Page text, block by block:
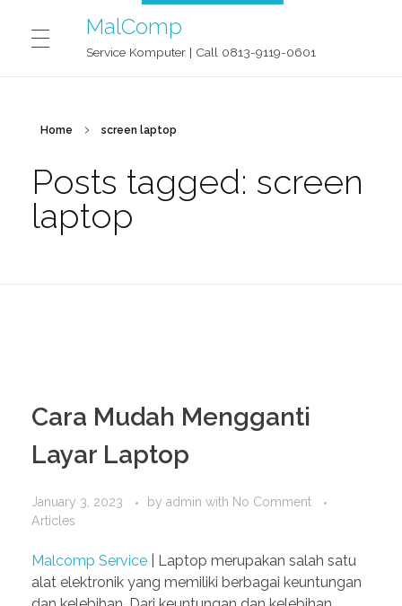
MalComp
Service Komputer | Call 0813-9119-0601
CONTACT
Home screen laptop
Posts tagged: screen
laptop
Cara Mudah Mengganti
Layar Laptop
January 3, 2023 by admin with No Comment
Articles
Malcomp Service | Laptop merupakan salah satu
alat elektronik yang memiliki berbagai keuntungan